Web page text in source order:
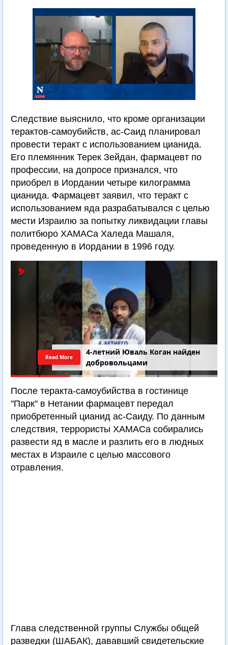
Следствие выяснило, что кроме организации
терактов-самоубийств, ас-Саид планировал
провести теракт с использованием цианида.
Его племянник Терек Зейдан, фармацевт по
профессии, на допросе признался, что
приобрел в Иордании четыре килограмма
цианида. Фармацевт заявил, что теракт с
использованием яда разрабатывался с целью
мести Израилю за попытку ликвидации главы
политбюро ХАМАСа Халеда Машаля,
проведенную в Иордании в 1996 году.
Последний шанс Ирана. Теракт в
Самарии // Новости Израиля.
Шарп. Финкель. Дубнов
Read More
После теракта-самоубийства в гостинице
"Парк" в Нетании фармацевт передал
приобретенный цианид ас-Саиду. По данным
следствия, террористы ХАМАСа собирались
развести яд в масле и разлить его в людных
местах в Израиле с целью массового
отравления.
Глава следственной группы Службы общей
разведки (ШАБАК), дававший свидетельские